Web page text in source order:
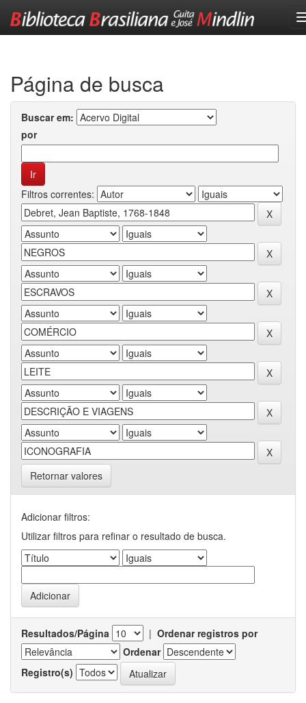
Página de busca
Buscar em:
por
Filtros correntes:
Retornar valores
Adicionar filtros:
Utilizar filtros para refinar o resultado de busca.
Resultados/Página | Ordenar registros por
Ordenar
Registro(s)